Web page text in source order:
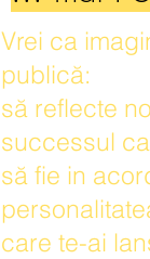
Vrei ca
publică:
să reflecte
successul
să fie in
care te-ai